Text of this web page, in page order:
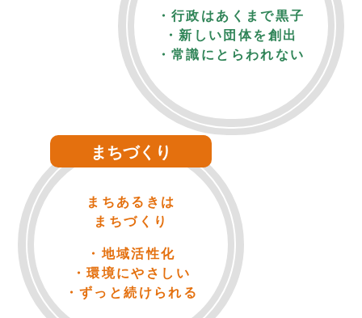
・行政はあくまで黒子
・新しい団体を創出
・常識にとらわれない
まちづくり
まちあるきは
まちづくり
・地域活性化
・環境にやさしい
・ずっと続けられる